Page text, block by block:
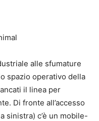
alle sfumature
spazio operativo della
il linea per
Di fronte all’accesso
sinistra) c’è un mobile-